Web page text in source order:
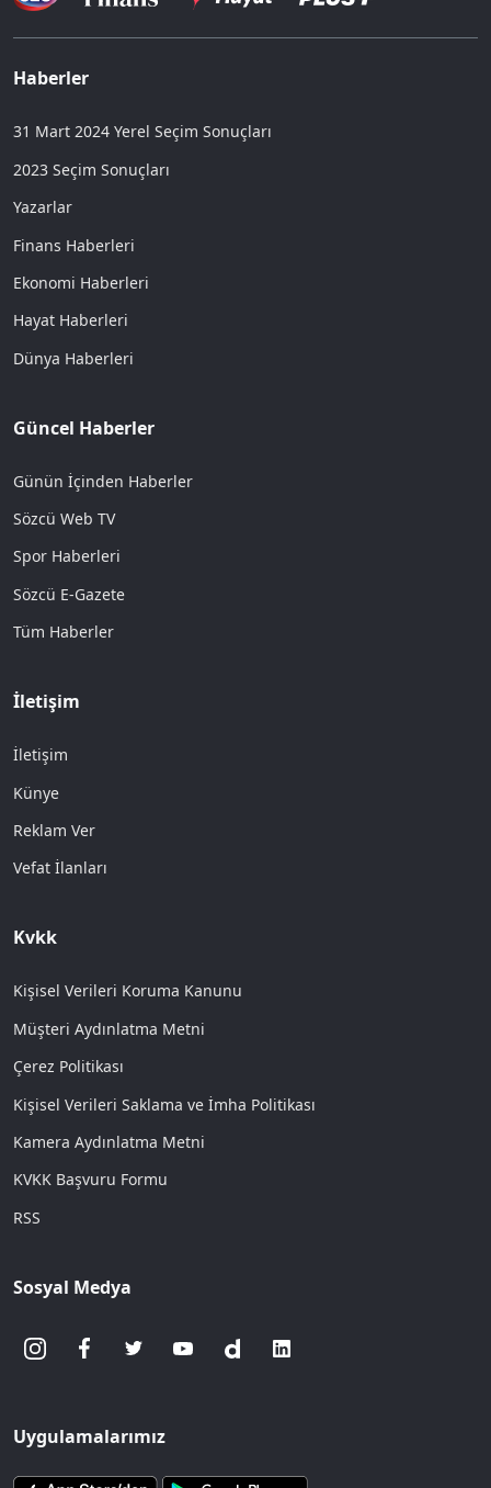
Haberler
31 Mart 2024 Yerel Seçim Sonuçları
2023 Seçim Sonuçları
Yazarlar
Finans Haberleri
Ekonomi Haberleri
Hayat Haberleri
Dünya Haberleri
Güncel Haberler
Günün İçinden Haberler
Sözcü Web TV
Spor Haberleri
Sözcü E-Gazete
Tüm Haberler
İletişim
İletişim
Künye
Reklam Ver
Vefat İlanları
Kvkk
Kişisel Verileri Koruma Kanunu
Müşteri Aydınlatma Metni
Çerez Politikası
Kişisel Verileri Saklama ve İmha Politikası
Kamera Aydınlatma Metni
KVKK Başvuru Formu
RSS
Sosyal Medya
Uygulamalarımız